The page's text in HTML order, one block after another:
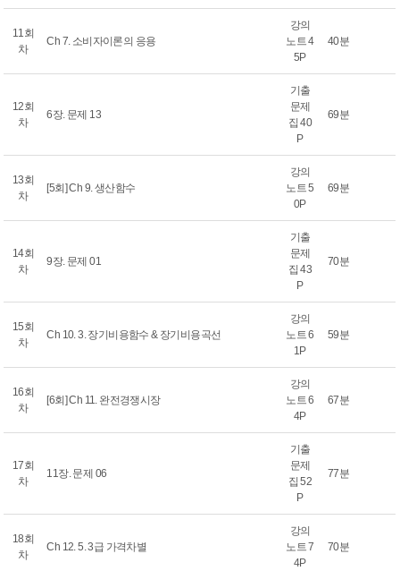
11회
차
Ch 7. 소비자이론의 응용
강의
노트 4
5P
40분
12회
차
6장. 문제 13
기출
문제
집 40
P
69분
13회
차
[5회] Ch 9. 생산함수
강의
노트 5
0P
69분
14회
차
9장. 문제 01
기출
문제
집 43
P
70분
15회
차
Ch 10. 3. 장기비용함수 & 장기비용곡선
강의
노트 6
1P
59분
16회
차
[6회] Ch 11. 완전경쟁시장
강의
노트 6
4P
67분
17회
차
11장. 문제 06
기출
문제
집 52
P
77분
18회
차
Ch 12. 5. 3급 가격차별
강의
노트 7
4P
70분